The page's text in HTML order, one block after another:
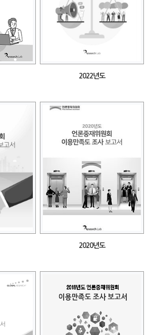
2022년도
2020년도